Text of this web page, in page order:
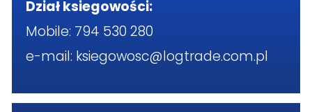
Dział ksiegowości:
Mobile: 794 530 280
e-mail: ksiegowosc@logtrade.com.pl